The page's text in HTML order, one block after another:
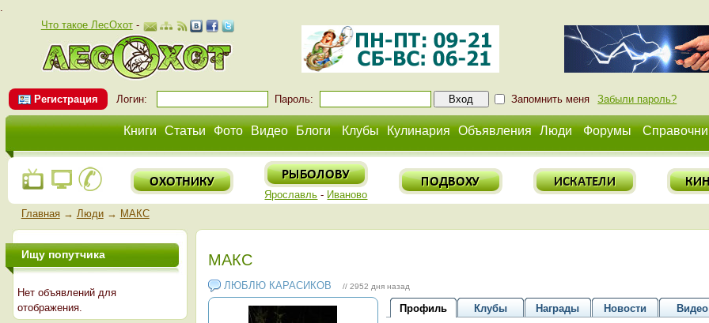
.
Что такое ЛесОхот-
Регистрация Логин: Пароль: Запомнить меня Забыли пароль?
Книги Статьи Фото Видео Блоги Клубы Кулинария Объявления Люди Форумы
Ярославль - Иваново
Главная→ Люди→ МАКС
МАКС
ЛЮБЛЮ КАРАСИКОВ // 2952 дня назад
Профиль Клубы Награды Новости Видео
Ищу попутчика
Нет объявлений для
отображения.